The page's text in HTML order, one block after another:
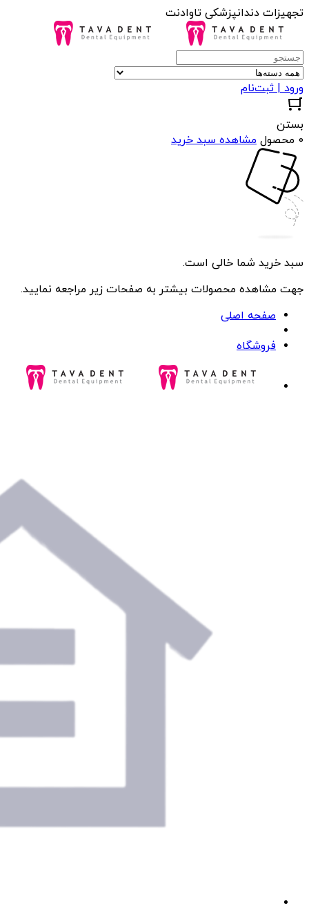
تجهیزات دندانپزشکی تاوادنت
ورود | ثبت‌نام
بستن
0 محصول
مشاهده سبد خرید
سبد خرید شما خالی است.
جهت مشاهده محصولات بیشتر به صفحات زیر مراجعه نمایید.
صفحه اصلی
فروشگاه